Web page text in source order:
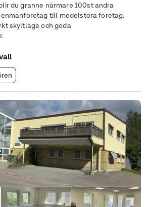
du granne närmare 100st andra
till medelstora företag.
skyltläge och goda